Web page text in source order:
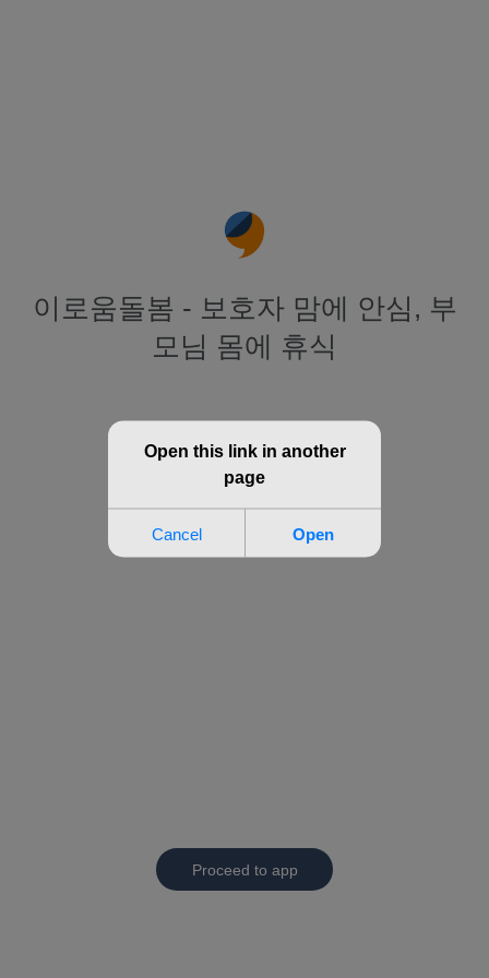
이로움돌봄 - 보호자 맘에 안심, 부
모님 몸에 휴식
Proceed to app